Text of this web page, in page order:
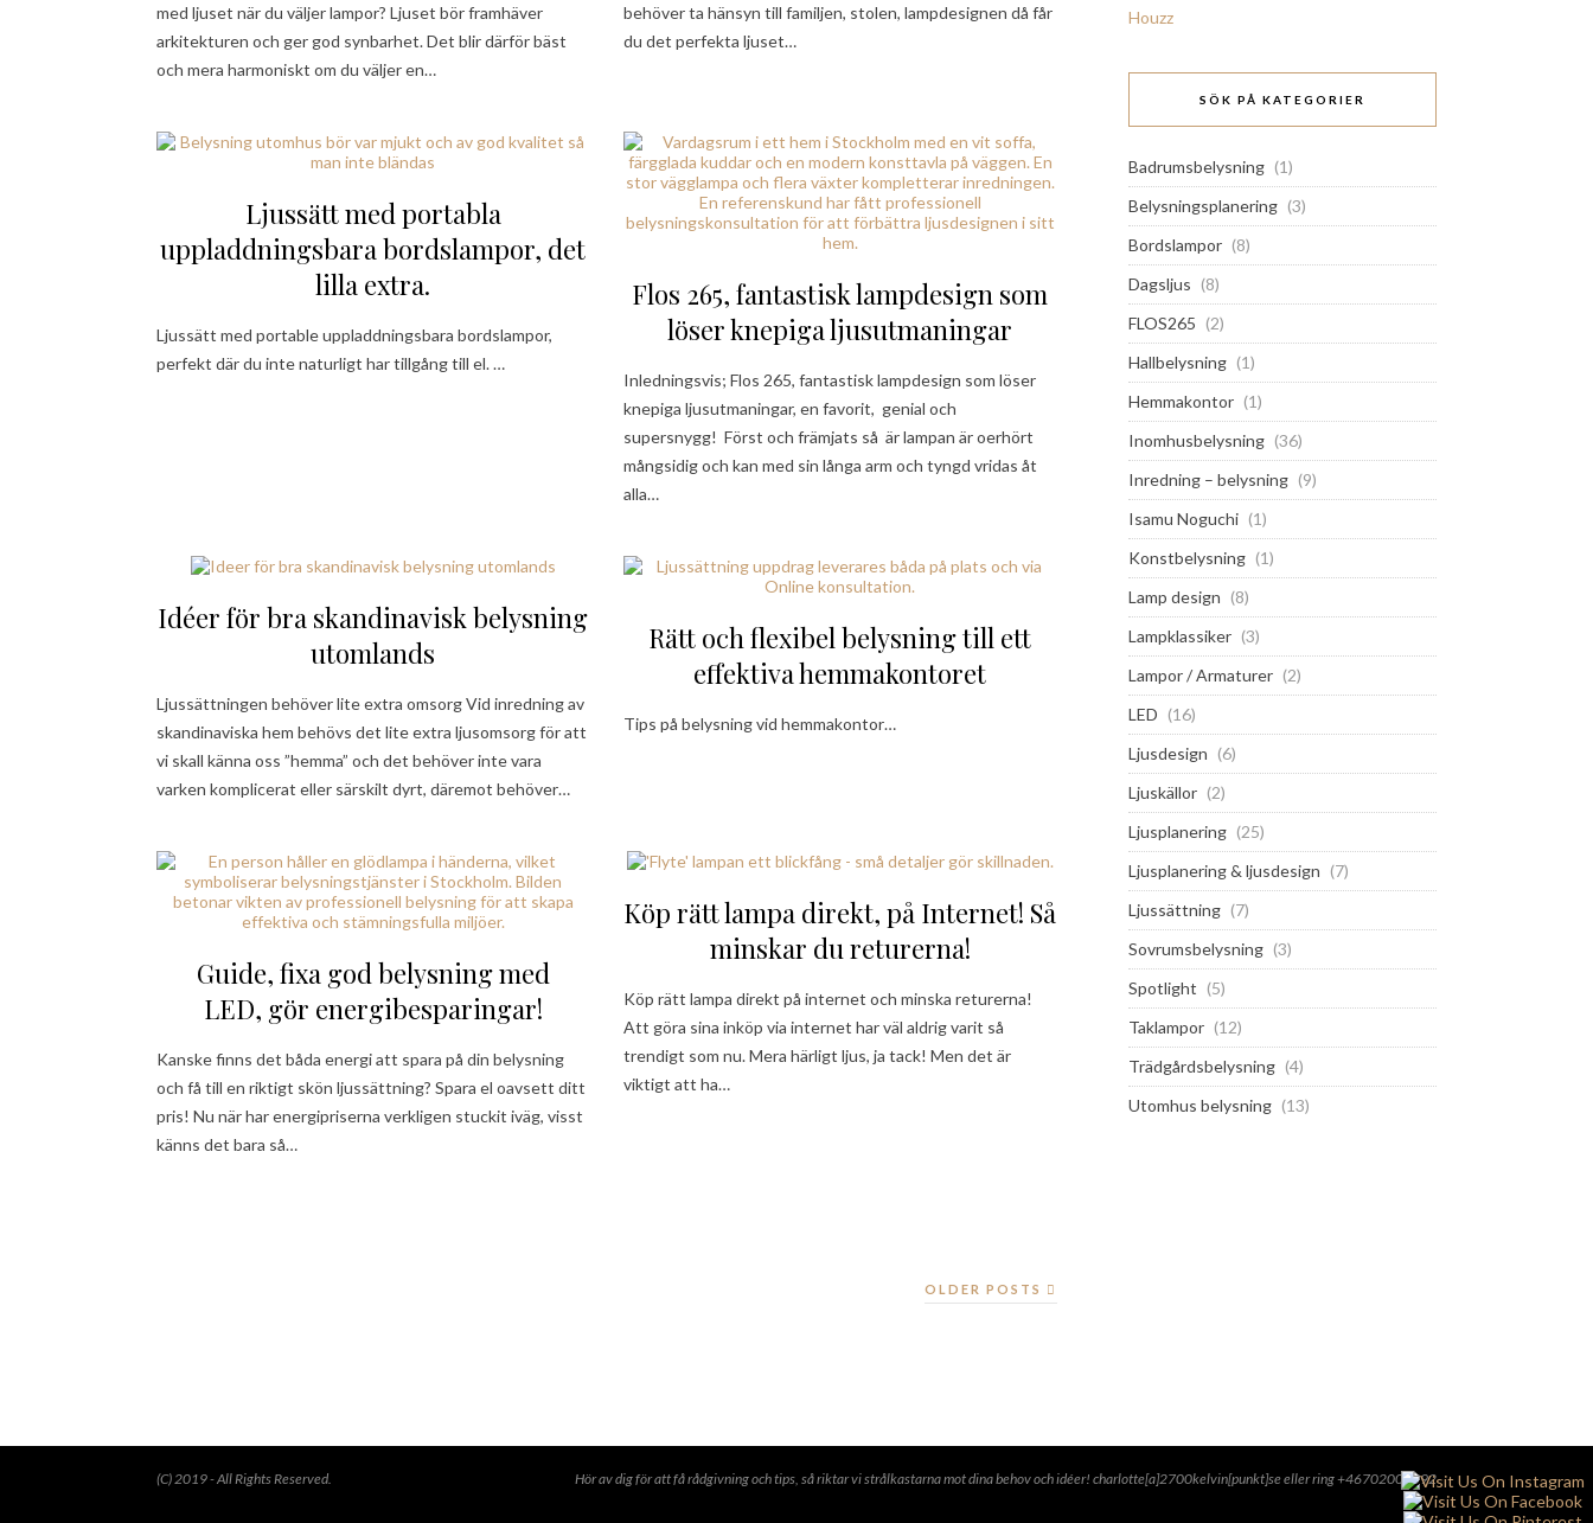
med ljuset när du väljer lampor? Ljuset bör framhäver
arkitekturen och ger god synbarhet. Det blir därför bäst
och mera harmoniskt om du väljer en…
behöver ta hänsyn till familjen, stolen, lampdesignen då får
du det perfekta ljuset…
Ljussätt med portabla
uppladdningsbara bordslampor, det
lilla extra.
Ljussätt med portable uppladdningsbara bordslampor,
perfekt där du inte naturligt har tillgång till el. …
Flos 265, fantastisk lampdesign som
löser knepiga ljusutmaningar
Inledningsvis; Flos 265, fantastisk lampdesign som löser
knepiga ljusutmaningar, en favorit, genial och
supersnygg! Först och främjats så är lampan är oerhört
mångsidig och kan med sin långa arm och tyngd vridas åt
alla…
Idéer för bra skandinavisk belysning
utomlands
Ljussättningen behöver lite extra omsorg Vid inredning av
skandinaviska hem behövs det lite extra ljusomsorg för att
vi skall känna oss ”hemma” och det behöver inte vara
varken komplicerat eller särskilt dyrt, däremot behöver…
Rätt och flexibel belysning till ett
effektiva hemmakontoret
Tips på belysning vid hemmakontor…
Guide, fixa god belysning med
LED, gör energibesparing​ar!
Kanske finns det båda energi att spara på din belysning
och få till en riktigt skön ljussättning? Spara el oavsett ditt
pris! Nu när har energipriserna verkligen stuckit iväg, visst
känns det bara så…
Köp rätt lampa direkt, på Internet! Så
minskar du returerna!
Köp rätt lampa direkt på internet och minska returerna!
Att göra sina inköp via internet har väl aldrig varit så
trendigt som nu. Mera härligt ljus, ja tack! Men det är
viktigt att ha…
OLDER POSTS
Houzz
SÖK PÅ KATEGORIER
Badrumsbelysning (1)
Belysningsplanering (3)
Bordslampor (8)
Dagsljus (8)
FLOS265 (2)
Hallbelysning (1)
Hemmakontor (1)
Inomhusbelysning (36)
Inredning – belysning (9)
Isamu Noguchi (1)
Konstbelysning (1)
Lamp design (8)
Lampklassiker (3)
Lampor / Armaturer (2)
LED (16)
Ljusdesign (6)
Ljuskällor (2)
Ljusplanering (25)
Ljusplanering & ljusdesign (7)
Ljussättning (7)
Sovrumsbelysning (3)
Spotlight (5)
Taklampor (12)
Trädgårdsbelysning (4)
Utomhus belysning (13)
(C) 2019 - All Rights Reserved. Hör av dig för att få rådgivning och tips, så riktar vi strålkastarna mot dina behov och idéer! charlotte[a]2700kelvin[punkt]se eller ring +46702000592